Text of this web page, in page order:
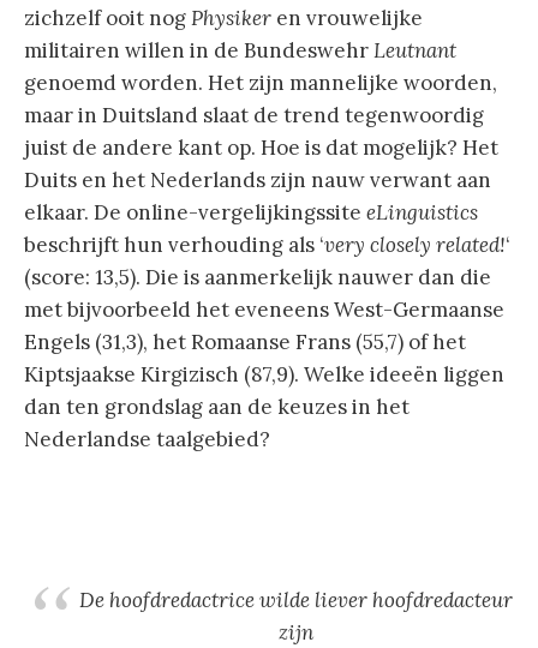
zichzelf ooit nogPhysiker en vrouwelijke
militairen willen in de BundeswehrLeutnant
genoemd worden. Het zijn mannelijke woorden,
maar in Duitsland slaat de trend tegenwoordig
juist de andere kant op. Hoe is dat mogelijk? Het
Duits en het Nederlands zijn nauw verwant aan
elkaar. De online-vergelijkingssite eLinguistics
beschrijft hun verhouding als ‘very closely related!‘
(score: 13,5). Die is aanmerkelijk nauwer dan die
met bijvoorbeeld het eveneens West-Germaanse
Engels (31,3), het Romaanse Frans (55,7) of het
Kiptsjaakse Kirgizisch (87,9). Welke ideeën liggen
dan ten grondslag aan de keuzes in het
Nederlandse taalgebied?
De hoofdredactrice wilde liever hoofdredacteur
zijn